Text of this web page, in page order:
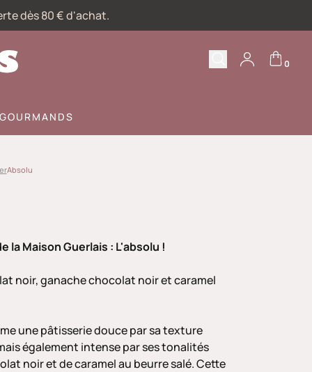
dès 80 € d'achat.
0
Absolu
la Maison Guerlais : L'absolu !
noir, ganache chocolat noir et caramel
une pâtisserie douce par sa texture
également intense par ses tonalités
noir et de caramel au beurre salé. Cette